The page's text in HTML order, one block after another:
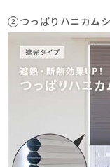
②つっぱりハニカム